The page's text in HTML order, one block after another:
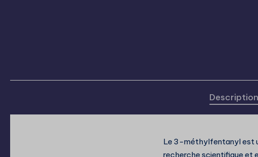
Description
Le 3-méthylfentanyl est
recherche scientifique et